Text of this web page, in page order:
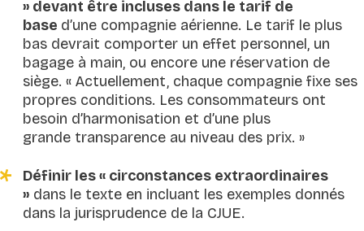
» devant être incluses dans le tarif de
base d’une compagnie aérienne. Le tarif le plus
bas devrait comporter un effet personnel, un
bagage à main, ou encore une réservation de
siège. « Actuellement, chaque compagnie fixe ses
propres conditions. Les consommateurs ont
besoin d’harmonisation et d’une plus
grande transparence au niveau des prix. »
Définir les « circonstances extraordinaires
» dans le texte en incluant les exemples donnés
dans la jurisprudence de la CJUE.